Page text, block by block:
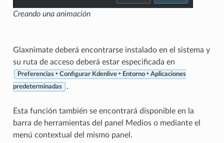
Creando una animación
Glaxnimate deberá encontrarse instalado en el sistema y
su ruta de acceso deberá estar especificada en
Preferencias ‣ Configurar Kdenlive ‣ Entorno ‣ Aplicaciones
predeterminadas .
Esta función también se encontrará disponible en la
barra de herramientas del panel Medios o mediante el
menú contextual del mismo panel.